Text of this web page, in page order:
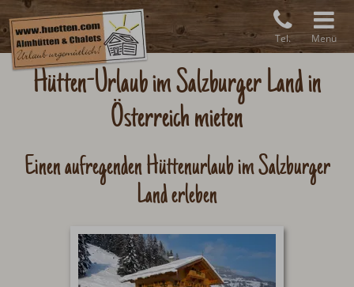
Tel. Menü
Hütten-Urlaub im Salzburger Land in
Österreich mieten
Einen aufregenden Hüttenurlaub im Salzburger
Land erleben